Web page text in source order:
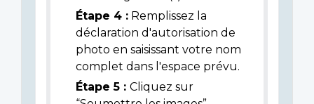
Étape 4 : Remplissez la
déclaration d'autorisation de
photo en saisissant votre nom
complet dans l'espace prévu.
Étape 5 : Cliquez sur